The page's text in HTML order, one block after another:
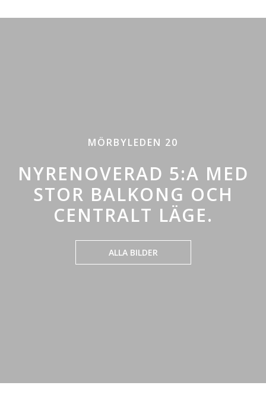
MÖRBYLEDEN 20
NYRENOVERAD 5:A MED
STOR BALKONG OCH
CENTRALT LÄGE.
ALLA BILDER